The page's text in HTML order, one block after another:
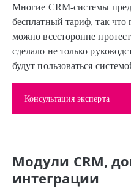
Многие CRM-системы
бесплатный тариф, так что
можно всесторонне
сделало не только
будут пользоваться
Консультация эксперта
Модули CRM,
интеграции